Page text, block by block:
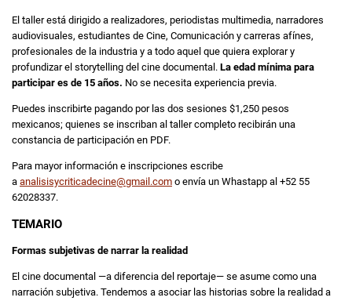
El taller está dirigido a realizadores, periodistas multimedia, narradores
audiovisuales, estudiantes de Cine, Comunicación y carreras afínes,
profesionales de la industria y a todo aquel que quiera explorar y
profundizar el storytelling del cine documental. La edad mínima para
participar es de 15 años. No se necesita experiencia previa.
Puedes inscribirte pagando por las dos sesiones $1,250 pesos
mexicanos; quienes se inscriban al taller completo recibirán una
constancia de participación en PDF.
Para mayor información e inscripciones escribe
a analisisycriticadecine@gmail.com o envía un Whastapp al +52 55
62028337.
TEMARIO
Formas subjetivas de narrar la realidad
El cine documental —a diferencia del reportaje— se asume como una
narración subjetiva. Tendemos a asociar las historias sobre la realidad a